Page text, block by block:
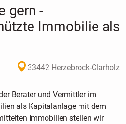
gern -
Immobilie als
33442 Herzebrock-Clarholz
Berater und Vermittler im
als Kapitalanlage mit dem
Immobilien stellen wir